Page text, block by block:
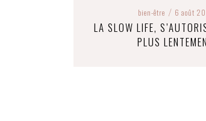
bien-être / 6 août
LA SLOW LIFE,
PLUS